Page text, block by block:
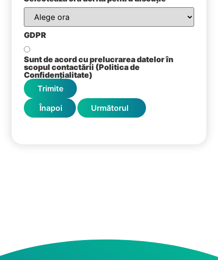
GDPR
Sunt de acord cu prelucrarea datelor în
scopul contactării (Politica de
Confidențialitate)
Trimite
Înapoi
Următorul